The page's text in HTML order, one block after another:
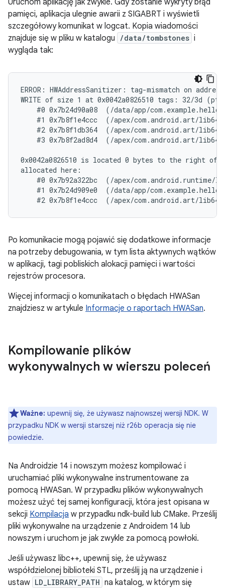
Uruchom aplikację jak zwykle. Gdy zostanie wykryty błąd
pamięci, aplikacja ulegnie awarii z SIGABRT i wyświetli
szczegółowy komunikat w logcat. Kopia wiadomości
znajduje się w pliku w katalogu
/data/tombstones i
wygląda tak:
ERROR: HWAddressSanitizer: tag-mismatch on
WRITE of size 1 at 0x0042a0826510 tags: 32/3d
#0 0x7b24d90a08  (/data/app/
#1 0x7b8f1e4ccc  (/apex/com.android.art/
#2 0x7b8f1db364  (/apex/com.android.art/
#3 0x7b8f2ad8d4  (/apex/com.android.art/
0x0042a0826510 is located 0 bytes to the right of
allocated here:
#0 0x7b92a322bc  (/apex/com.android.runtime/
#1 0x7b24d909e0  (/data/app/
Po komunikacie mogą pojawić się dodatkowe informacje
na potrzeby debugowania, w tym lista aktywnych wątków
w aplikacji, tagi pobliskich alokacji pamięci i wartości
rejestrów procesora.
Więcej informacji o komunikatach o błędach HWASan
znajdziesz w artykule Informacje o raportach HWASan.
Kompilowanie plików
wykonywalnych w wierszu poleceń
Ważne: upewnij się, że używasz najnowszej wersji NDK. W
przypadku NDK w wersji starszej niż r26b operacja się nie
powiedzie.
Na Androidzie 14 i nowszym możesz kompilować i
uruchamiać pliki wykonywalne instrumentowane za
pomocą HWASan. W przypadku plików wykonywalnych
możesz użyć tej samej konfiguracji, która jest opisana w
sekcji Kompilacja w przypadku ndk-build lub CMake. Prześlij
pliki wykonywalne na urządzenie z Androidem 14 lub
nowszym i uruchom je jak zwykle za pomocą powłoki.
Jeśli używasz libc++, upewnij się, że używasz
współdzielonej biblioteki STL, prześlij ją na urządzenie i
ustaw LD_LIBRARY_PATH na katalog, w którym się